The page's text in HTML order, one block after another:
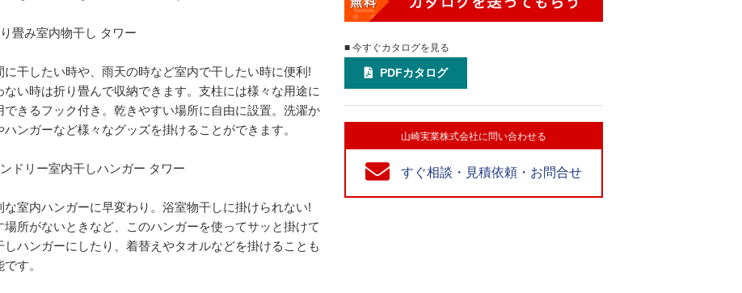
畳み室内物干し タワー
に干したい時や、雨天の時など室内で干したい時に便利!
ない時は折り畳んで収納できます。支柱には様々な用途に
できるフック付き。乾きやすい場所に自由に設置。洗濯か
ハンガーなど様々なグッズを掛けることができます。
ドリー室内干しハンガー タワー
な室内ハンガーに早変わり。浴室物干しに掛けられない!
場所がないときなど、このハンガーを使ってサッと掛けて
しハンガーにしたり、着替えやタオルなどを掛けることも
す。
■ 今すぐカタログを見る
PDFカタログ
山崎実業株式会社に問い合わせる
すぐ相談・見積依頼・お問合せ